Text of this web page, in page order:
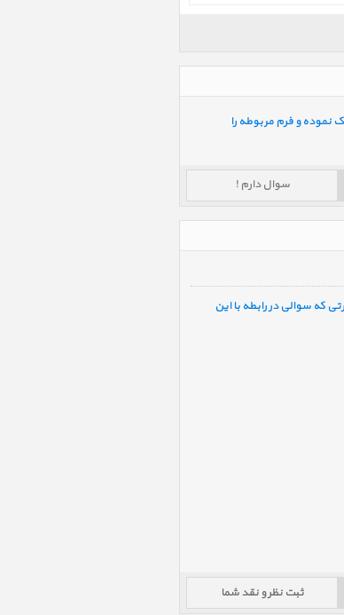
نموده و فرم مربوطه را
سوال دارم !
که سوالی در رابطه با این